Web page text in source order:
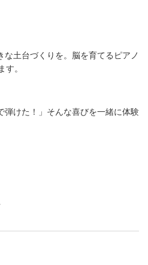
土台づくりを。脳を育てるピアノ
。
弾けた！」そんな喜びを一緒に体験